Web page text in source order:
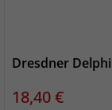
Dresdner
Preis
18,40 €